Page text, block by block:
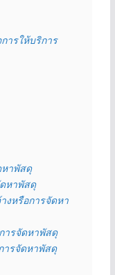
ารให้บริการ
หาพัสดุ
หาพัสดุ
งหรือการจัดหา
ารจัดหาพัสดุ
ารจัดหาพัสดุ